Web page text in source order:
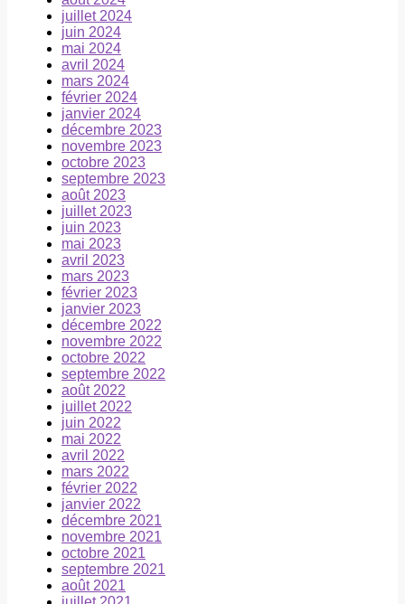
juillet 2024
juin 2024
mai 2024
avril 2024
mars 2024
février 2024
janvier 2024
décembre 2023
novembre 2023
octobre 2023
septembre 2023
août 2023
juillet 2023
juin 2023
mai 2023
avril 2023
mars 2023
février 2023
janvier 2023
décembre 2022
novembre 2022
octobre 2022
septembre 2022
août 2022
juillet 2022
juin 2022
mai 2022
avril 2022
mars 2022
février 2022
janvier 2022
décembre 2021
novembre 2021
octobre 2021
septembre 2021
août 2021